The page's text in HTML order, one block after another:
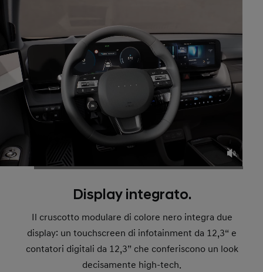
Display integrato.
Il cruscotto modulare di colore nero integra due
display: un touchscreen di infotainment da 12,3“ e
contatori digitali da 12,3” che conferiscono un look
decisamente high-tech.